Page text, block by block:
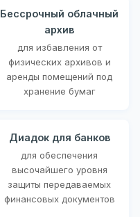
Бессрочный облачный
архив
для избавления от
физических архивов и
аренды помещений под
хранение бумаг
Диадок для банков
для обеспечения
высочайшего уровня
защиты передаваемых
финансовых документов